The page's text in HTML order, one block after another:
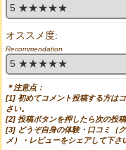
オススメ度:
Recommendation
＊注意点：
[1] 初めてコメント投稿する方は
さい。
[2] 投稿ボタンを押したら次の投
[3] どうぞ自身の体験・口コミ（
メ）・レビューをシェアして下さ